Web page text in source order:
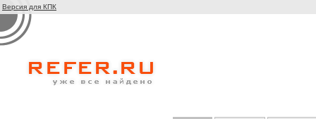
Версия для КПК